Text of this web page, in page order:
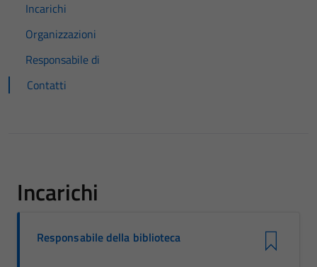
Incarichi
Organizzazioni
Responsabile di
Contatti
Incarichi
Responsabile della biblioteca